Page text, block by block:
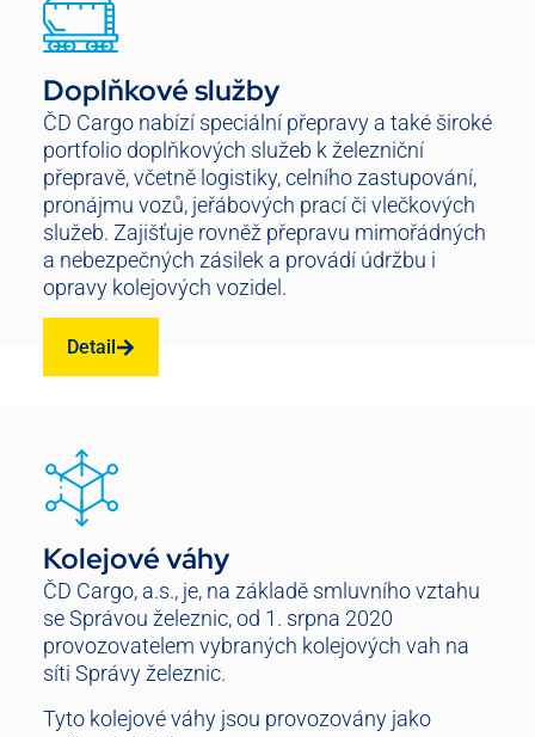
Doplňkové služby
ČD Cargo nabízí speciální přepravy a také široké
portfolio doplňkových služeb k železniční
přepravě, včetně logistiky, celního zastupování,
pronájmu vozů, jeřábových prací či vlečkových
služeb. Zajišťuje rovněž přepravu mimořádných
a nebezpečných zásilek a provádí údržbu i
opravy kolejových vozidel.
Detail
Kolejové váhy
ČD Cargo, a.s., je, na základě smluvního vztahu
se Správou železnic, od 1. srpna 2020
provozovatelem vybraných kolejových vah na
síti Správy železnic.
Tyto kolejové váhy jsou provozovány jako